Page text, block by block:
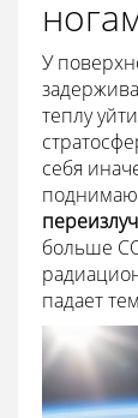
У
теплу
себя
больше
падает